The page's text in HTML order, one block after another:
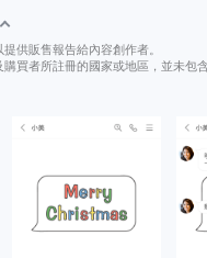
供販售報告給內容創作者。
買者所註冊的國家或地區，並未包